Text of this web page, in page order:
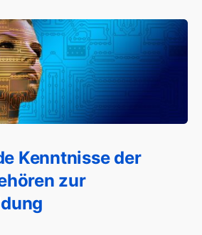
Kenntnisse der
zur